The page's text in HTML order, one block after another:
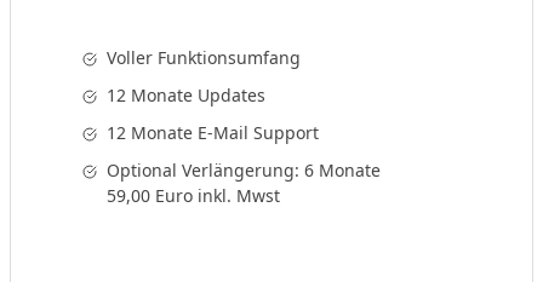
Voller Funktionsumfang
12 Monate Updates
12 Monate E-Mail Support
Optional Verlängerung: 6 Monate
59,00 Euro inkl. Mwst